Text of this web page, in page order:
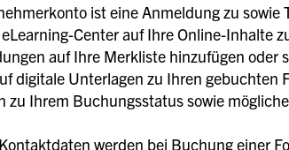
ist eine Anmeldung zu
Center auf Ihre Online-Inhalte
auf Ihre Merkliste hinzufügen oder
digitale Unterlagen zu Ihren
zu Ihrem Buchungsstatus sowie
werden bei Buchung einer